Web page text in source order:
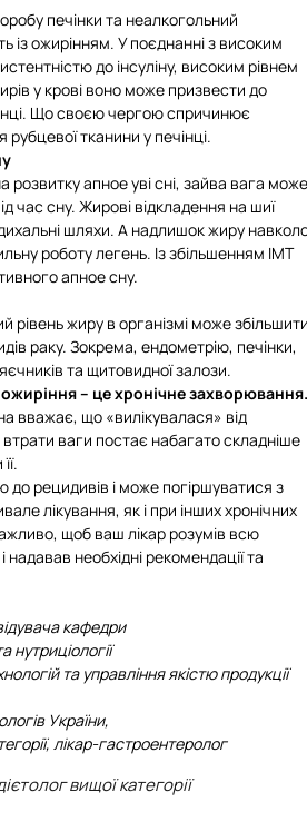
печінки та неалкогольний
із ожирінням. У поєднанні з високим
до інсуліну, високим рівнем
у крові воно може призвести до
Що своєю чергою спричинює
тканини у печінці.
розвитку апное уві сні, зайва вага може
час сну. Жирові відкладення на шиї
шляхи. А надлишок жиру
роботу легень. Із збільшенням ІМТ
апное сну.
рівень жиру в організмі може
раку. Зокрема, ендометрію, печінки,
та щитовидної залози.
– це хронічне захворювання.
вважає, що «вилікувалася» від
ваги постає набагато складніше
до рецидивів і може погіршуватися з
лікування, як і при інших хронічних
щоб ваш лікар розумів всю
надавав необхідні рекомендації та
кафедри
та управління якістю продукції
України,
лікар-гастроентеролог
вищої категорії